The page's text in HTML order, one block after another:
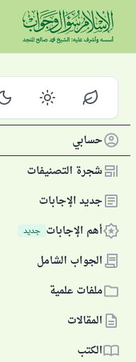
حسابي
شجرة التصنيفات
جديد الإجابات
أهم الإجابات جديد
الجواب الشامل
ملفات علمية
المقالات
الكتب